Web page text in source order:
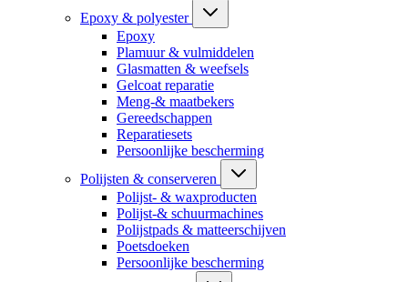
Epoxy & polyester
Epoxy
Plamuur & vulmiddelen
Glasmatten & weefsels
Gelcoat reparatie
Meng-& maatbekers
Gereedschappen
Reparatiesets
Persoonlijke bescherming
Polijsten & conserveren
Polijst- & waxproducten
Polijst-& schuurmachines
Polijstpads & matteerschijven
Poetsdoeken
Persoonlijke bescherming